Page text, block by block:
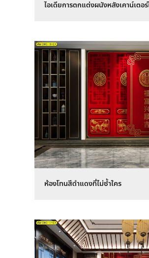
ไอเดียการตกแต่งผนังหลังเคาน์เตอ
ห้องโทนสีดำแดงที่ไม่ซ้ำใคร